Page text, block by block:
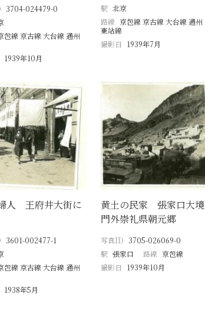
3704-024479-0
包線 京古線 大台線 通州
1939年10月
駅 北京
路線 京包線 京古線 大台線 通州
東站線
撮影日
1939年7月
人 王府井大街に
3601-002477-1
包線 京古線 大台線 通州
1938年5月
黄土の民家 張家口大境
門外崇礼県朝元郷
写真ID 3705-026069-0
駅 張家口 路線 京包線
撮影日
1939年10月